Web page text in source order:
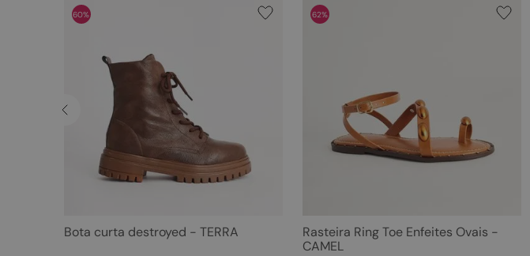
60%
Bota curta destroyed - TERRA
62%
Rasteira Ring Toe Enfeites Ovais -
CAMEL